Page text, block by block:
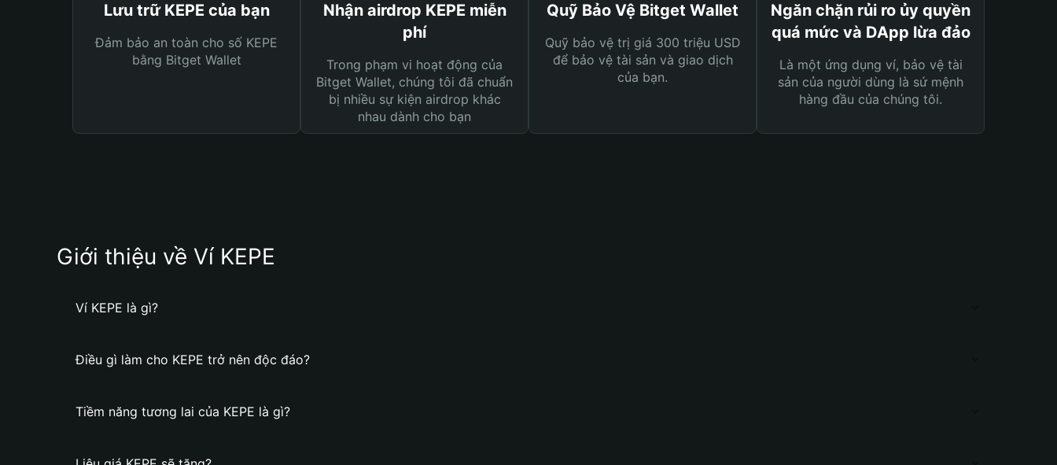
Lưu trữ KEPE của bạn
Đảm bảo an toàn cho số KEPE
bằng Bitget Wallet
Nhận airdrop KEPE miễn
phí
Trong phạm vi hoạt động của
Bitget Wallet, chúng tôi đã chuẩn
bị nhiều sự kiện airdrop khác
nhau dành cho bạn
Quỹ Bảo Vệ Bitget Wallet
Quỹ bảo vệ trị giá 300 triệu USD
để bảo vệ tài sản và giao dịch
của bạn.
Ngăn chặn rủi ro ủy quyền
quá mức và DApp lừa đảo
Là một ứng dụng ví, bảo vệ tài
sản của người dùng là sứ mệnh
hàng đầu của chúng tôi.
Giới thiệu về Ví KEPE
Ví KEPE là gì?
Điều gì làm cho KEPE trở nên độc đáo?
Tiềm năng tương lai của KEPE là gì?